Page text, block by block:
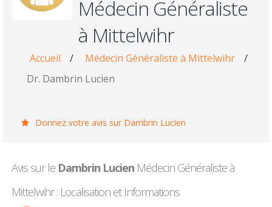
Médecin Généraliste
à Mittelwihr
Accueil / Médecin Généraliste à Mittelwihr
/
Dr. Dambrin Lucien
Donnez votre avis sur Dambrin Lucien
Avis sur le Dambrin Lucien Médecin Généraliste à
Mittelwihr : Localisation et Informations